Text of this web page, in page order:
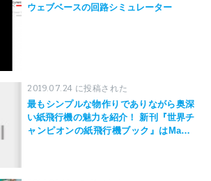
ウェブベースの回路シミュレーター
2019.07.24 に投稿された
最もシンプルな物作りでありながら奥深
い紙飛行機の魅力を紹介！ 新刊『世界チ
ャンピオンの紙飛行機ブック』はMaker